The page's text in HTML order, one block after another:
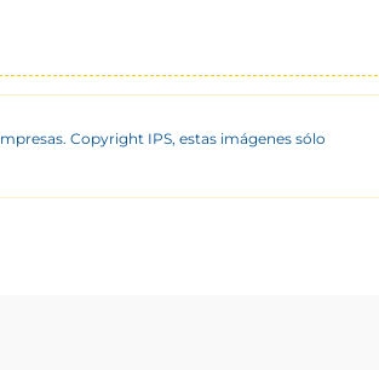
Copyright IPS, estas imágenes sólo